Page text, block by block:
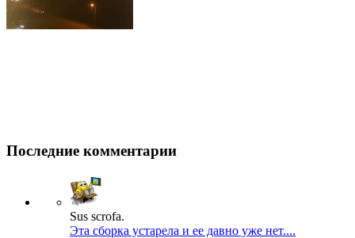
Последние комментарии
Sus scrofa.
Эта сборка устарела и ее давно уже нет....